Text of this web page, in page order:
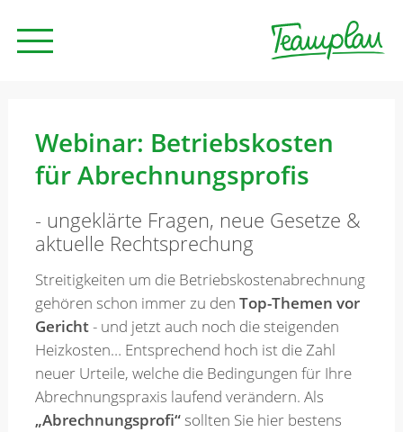
Beratung
Unternehmen
News
Kontakt
Webinar: Betriebskosten
für Abrechnungsprofis
- ungeklärte Fragen, neue Gesetze &
aktuelle Rechtsprechung
Streitigkeiten um die Betriebskostenabrechnung
gehören schon immer zu den Top-Themen vor
Gericht- und jetzt auch noch die steigenden
Heizkosten… Entsprechend hoch ist die Zahl
neuer Urteile, welche die Bedingungen für Ihre
Abrechnungspraxis laufend verändern. Als
„Abrechnungsprofi“sollten Sie hier bestens